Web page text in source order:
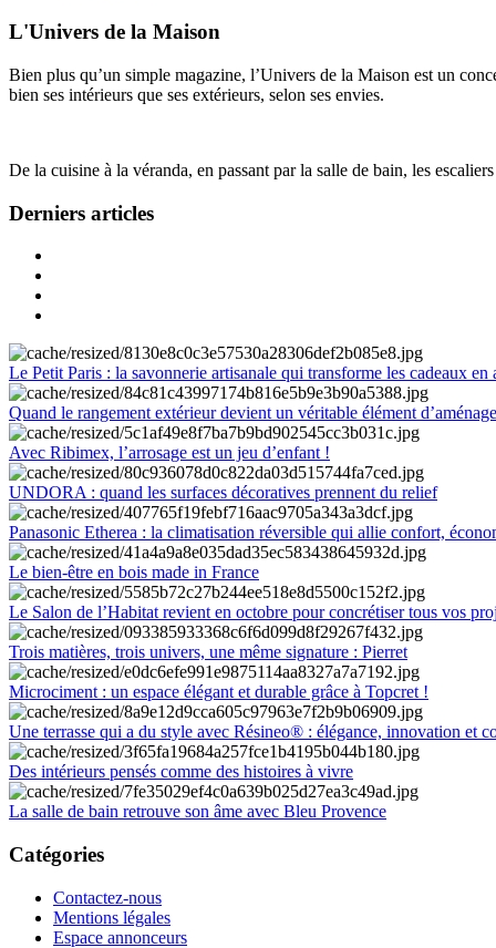
L'Univers de la Maison
Bien plus qu’un simple magazine, l’Univers de la Maison est un
bien ses intérieurs que ses extérieurs, selon ses envies.
De la cuisine à la véranda, en passant par la salle de bain, les
Derniers articles
Le Petit Paris : la savonnerie artisanale qui transforme les cadeaux en
Quand le rangement extérieur devient un véritable élément
Avec Ribimex, l’arrosage est un jeu d’enfant !
UNDORA : quand les surfaces décoratives prennent du relief
Panasonic Etherea : la climatisation réversible qui allie confort,
Le bien-être en bois made in France
Le Salon de l’Habitat revient en octobre pour concrétiser tous vos
Trois matières, trois univers, une même signature : Pierret
Microciment : un espace élégant et durable grâce à Topcret !
Une terrasse qui a du style avec Résineo® : élégance, innovation et
Des intérieurs pensés comme des histoires à vivre
La salle de bain retrouve son âme avec Bleu Provence
Catégories
Contactez-nous
Mentions légales
Espace annonceurs